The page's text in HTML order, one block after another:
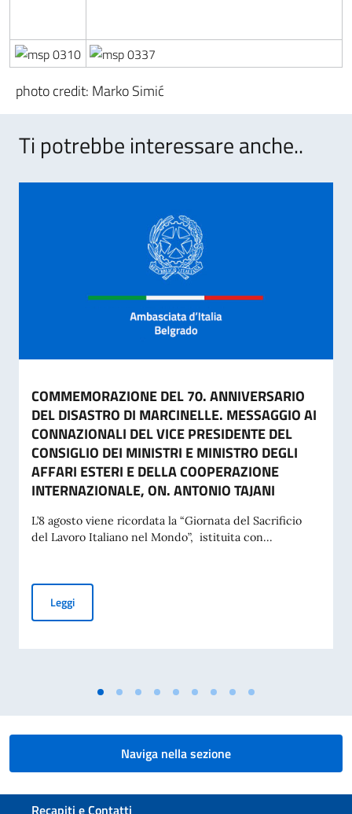
photo credit: Marko Simić
Ti potrebbe interessare anche..
COMMEMORAZIONE DEL 70. ANNIVERSARIO
DEL DISASTRO DI MARCINELLE. MESSAGGIO AI
CONNAZIONALI DEL VICE PRESIDENTE DEL
CONSIGLIO DEI MINISTRI E MINISTRO DEGLI
AFFARI ESTERI E DELLA COOPERAZIONE
INTERNAZIONALE, ON. ANTONIO TAJANI
L’8 agosto viene ricordata la “Giornata del Sacrificio
del Lavoro Italiano nel Mondo”, istituita con...
LeggiCOMMEMORAZIONE DEL 70. ANNIVERSARIO DEL
Naviga nella sezione
Recapiti e Contatti